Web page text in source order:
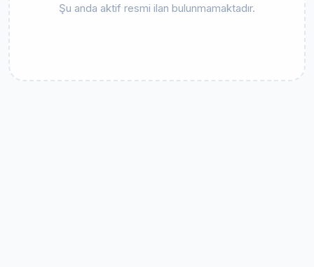
Şu anda aktif resmi ilan bulunmamaktadır.